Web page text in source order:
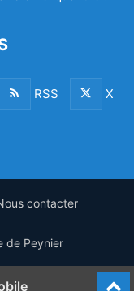
RSS X
contacter
de Peynier